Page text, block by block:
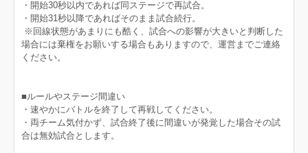
・開始30秒以内であれば同ステージで再試合。
・開始31秒以降であればそのまま試合続行。
※回線状態があまりにも酷く、試合への影響が大きいと判断した
場合には棄権をお願いする場合もありますので、運営までご連絡
ください。
■ルールやステージ間違い
・速やかにバトルを終了して再戦してください。
・両チーム気付かず、試合終了後に間違いが発覚した場合その試
合は無効試合とします。